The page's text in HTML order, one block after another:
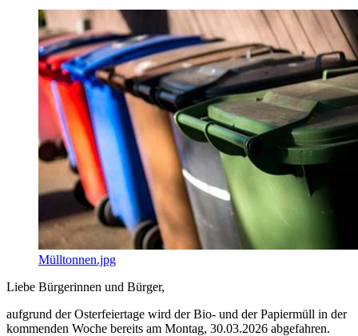
Mülltonnen.jpg
Liebe Bürgerinnen und Bürger,
aufgrund der Osterfeiertage wird der Bio- und der Papiermüll in der
kommenden Woche bereits am Montag, 30.03.2026 abgefahren.